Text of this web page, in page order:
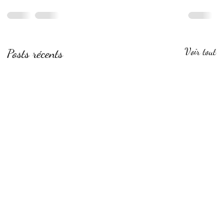
Posts récents Voir tout